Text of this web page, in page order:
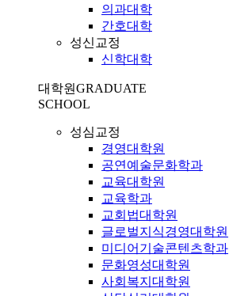
의과대학
간호대학
성신교정
신학대학
대학원GRADUATE
SCHOOL
성심교정
경영대학원
공연예술문화학과
교육대학원
교육학과
교회법대학원
글로벌지식경영대학원
미디어기술콘텐츠학과
문화영성대학원
사회복지대학원